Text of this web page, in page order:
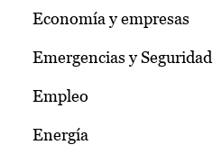
Economía y empresas
Emergencias y Seguridad
Empleo
Energía